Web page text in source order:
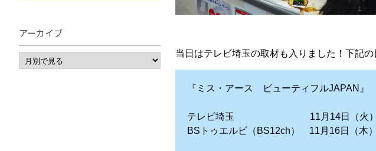
当日はテレビ埼玉の取材も入りました！下記
『ミス・アース ビューティフルJAPAN』
テレビ埼玉 11月14日（火）
BSトゥエルビ（BS12ch） 11月16日（木
アーカイブ